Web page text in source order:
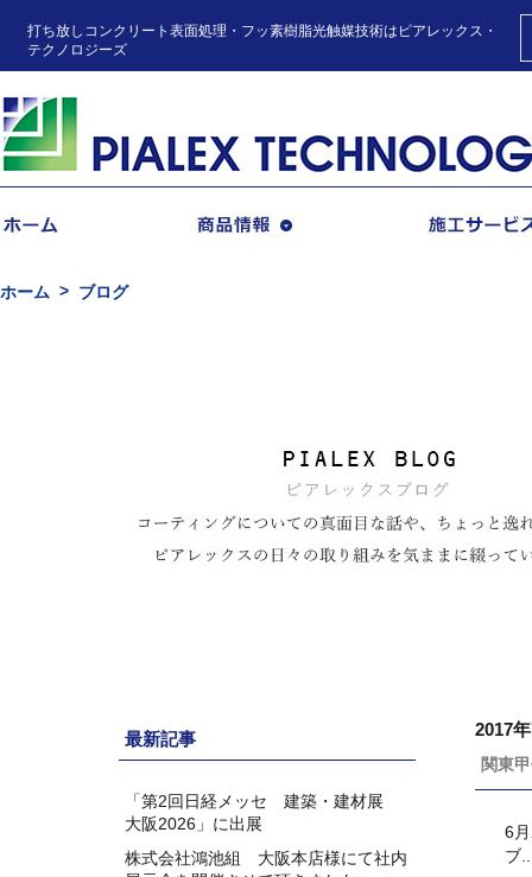
打ち放しコンクリート表面処理・フッ素樹脂光触媒技術はピアレックス・
テクノロジーズ
ホーム ブログ
最新記事
「第2回日経メッセ 建築・建材展
大阪2026」に出展
株式会社鴻池組 大阪本店様にて社内
2017
関東
6
ブ